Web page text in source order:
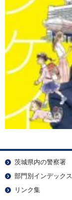
茨城県内の警察署
部門別インデックス
リンク集